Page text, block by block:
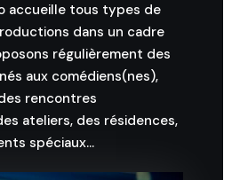
accueille tous types de
dans un cadre
régulièrement des
aux comédiens(nes),
rencontres
ateliers, des résidences,
spéciaux…